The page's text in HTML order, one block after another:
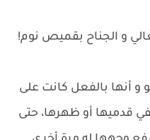
و الجناح بقميص نوم!
أنها بالفعل كانت على
قدميها أو ظهرها، حتى